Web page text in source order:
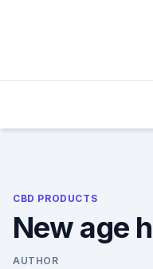
CBD PRODUCTS
New age
AUTHOR